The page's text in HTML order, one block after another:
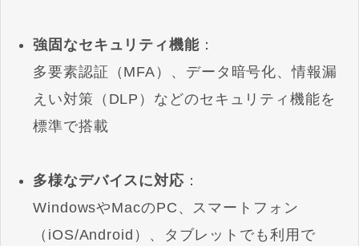
強固なセキュリティ機能：
多要素認証（MFA）、データ暗号化、情報漏
えい対策（DLP）などのセキュリティ機能を
標準で搭載
多様なデバイスに対応 ：
WindowsやMacのPC、スマートフォン
（iOS/Android）、タブレットでも利用で